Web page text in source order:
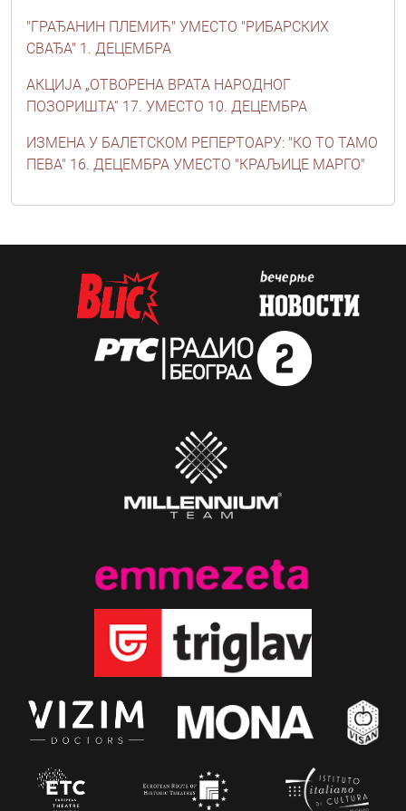
"ГРАЂАНИН ПЛЕМИЋ" УМЕСТО "РИБАРСКИХ
СВАЂА" 1. ДЕЦЕМБРА
АКЦИЈА „ОТВОРЕНА ВРАТА НАРОДНОГ
ПОЗОРИШТА“ 17. УМЕСТО 10. ДЕЦЕМБРА
ИЗМЕНА У БАЛЕТСКОМ РЕПЕРТОАРУ: "КО ТО ТАМО
ПЕВА" 16. ДЕЦЕМБРА УМЕСТО "КРАЉИЦЕ МАРГО"